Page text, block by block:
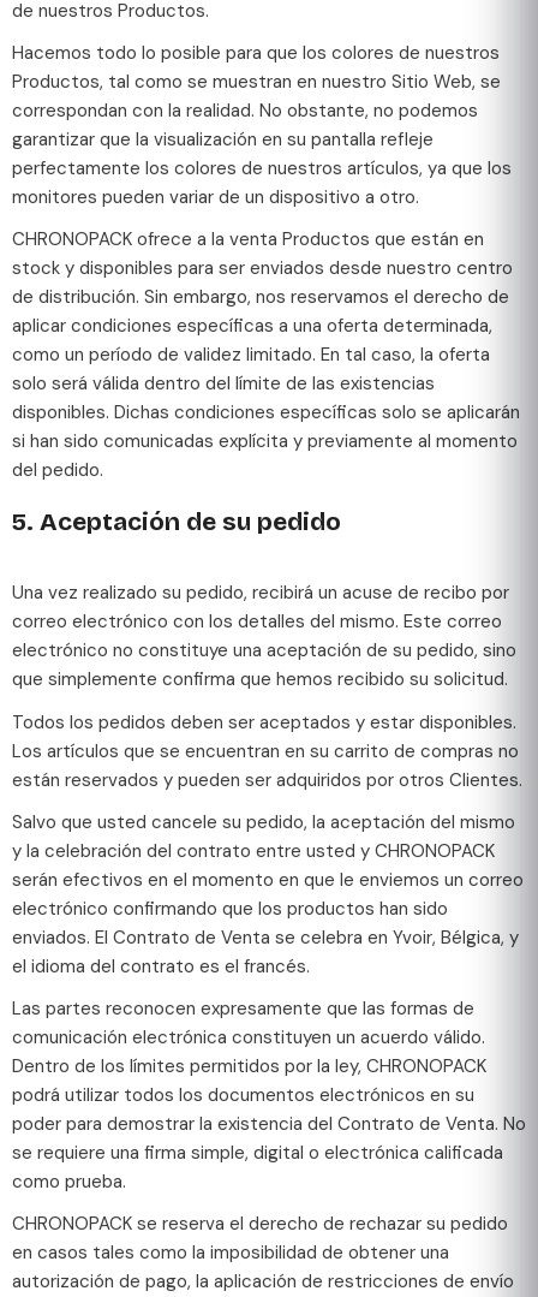
de nuestros Productos.
Hacemos todo lo posible para que los colores de nuestros
Productos, tal como se muestran en nuestro Sitio Web, se
correspondan con la realidad. No obstante, no podemos
garantizar que la visualización en su pantalla refleje
perfectamente los colores de nuestros artículos, ya que los
monitores pueden variar de un dispositivo a otro.
CHRONOPACK ofrece a la venta Productos que están en
stock y disponibles para ser enviados desde nuestro centro
de distribución. Sin embargo, nos reservamos el derecho de
aplicar condiciones específicas a una oferta determinada,
como un período de validez limitado. En tal caso, la oferta
solo será válida dentro del límite de las existencias
disponibles. Dichas condiciones específicas solo se aplicarán
si han sido comunicadas explícita y previamente al momento
del pedido.
5. Aceptación de su pedido
Una vez realizado su pedido, recibirá un acuse de recibo por
correo electrónico con los detalles del mismo. Este correo
electrónico no constituye una aceptación de su pedido, sino
que simplemente confirma que hemos recibido su solicitud.
Todos los pedidos deben ser aceptados y estar disponibles.
Los artículos que se encuentran en su carrito de compras no
están reservados y pueden ser adquiridos por otros Clientes.
Salvo que usted cancele su pedido, la aceptación del mismo
y la celebración del contrato entre usted y CHRONOPACK
serán efectivos en el momento en que le enviemos un correo
electrónico confirmando que los productos han sido
enviados. El Contrato de Venta se celebra en Yvoir, Bélgica, y
el idioma del contrato es el francés.
Las partes reconocen expresamente que las formas de
comunicación electrónica constituyen un acuerdo válido.
Dentro de los límites permitidos por la ley, CHRONOPACK
podrá utilizar todos los documentos electrónicos en su
poder para demostrar la existencia del Contrato de Venta. No
se requiere una firma simple, digital o electrónica calificada
como prueba.
CHRONOPACK se reserva el derecho de rechazar su pedido
en casos tales como la imposibilidad de obtener una
autorización de pago, la aplicación de restricciones de envío